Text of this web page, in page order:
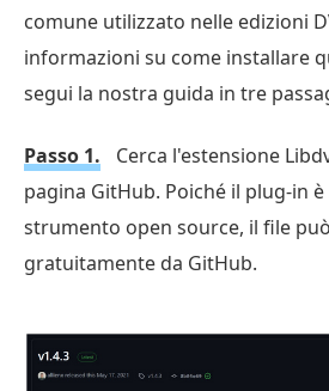
comune utilizzato nelle edizioni
informazioni su come installare
segui la nostra guida in tre
Passo 1.
Cerca l'estensione
pagina GitHub. Poiché il plug-in
strumento open source, il file
gratuitamente da GitHub.